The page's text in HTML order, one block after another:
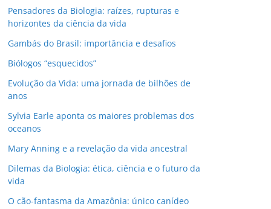
Pensadores da Biologia: raízes, rupturas e
horizontes da ciência da vida
Gambás do Brasil: importância e desafios
Biólogos “esquecidos”
Evolução da Vida: uma jornada de bilhões de
anos
Sylvia Earle aponta os maiores problemas dos
oceanos
Mary Anning e a revelação da vida ancestral
Dilemas da Biologia: ética, ciência e o futuro da
vida
O cão-fantasma da Amazônia: único canídeo